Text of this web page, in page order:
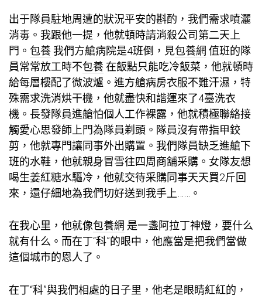
出于隊員駐地周遭的狀況平安的斟酌，我們需求噴灑
消毒。我跟他一提，他就頓時請消殺公司第二天上
門。 包養 我們方艙病院是4班倒，見包養網 值班的隊
員常常放工時不包養在飯點只能吃冷飯菜，他就頓時
給每層樓配了微波爐。進方艙病房衣服不難汗濕，特
殊需求洗消烘干機，他就盡快和諧運來了4臺洗衣
機。長發隊員進艙怕個人工作裸露，他就積極聯絡接
觸愛心思發師上門為隊員剃頭。隊員沒有帶指甲鉸
剪，他就專門讓同事外出購置。我們隊員缺乏進艙下
班的水鞋，他就親身冒雪往四周商舖采購。女隊友想
喝生姜紅糖水驅冷，他就交待采購同事天天買2斤回
來，還仔細地為我們切好送到我手上……。
在我心里，他就像包養網 是一盞阿拉丁神燈，要什么
就有什么。而在丁“科”的眼中，他應當是把我們當做
這個城市的恩人了。
在丁“科”與我們相處的日子里，他老是眼睛紅紅的，